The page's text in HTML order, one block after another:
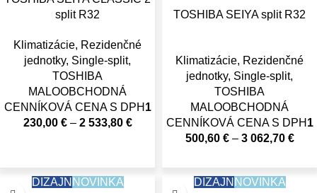
split R32
Klimatizácie, Rezidenčné
jednotky, Single-split,
TOSHIBA
MALOOBCHODNÁ
CENNÍKOVÁ CENA S DPH 1
230,00 €– 2 533,80 €
TOSHIBA SEIYA split R32
Klimatizácie, Rezidenčné
jednotky, Single-split,
TOSHIBA
MALOOBCHODNÁ
CENNÍKOVÁ CENA S DPH 1
500,60 €– 3 062,70 €
DIZAJN NOVINKA DIZAJN NOVINKA